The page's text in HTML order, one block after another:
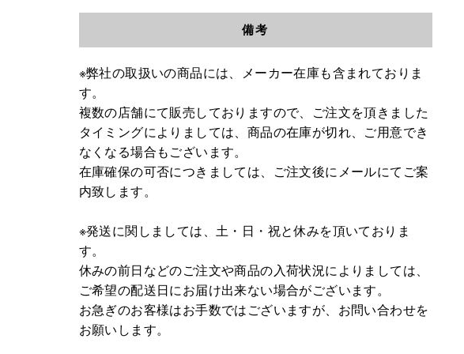
備考
※弊社の取扱いの商品には、メーカー在庫も含まれておりま
す。
複数の店舗にて販売しておりますので、ご注文を頂きました
タイミングによりましては、商品の在庫が切れ、ご用意でき
なくなる場合もございます。
在庫確保の可否につきましては、ご注文後にメールにてご案
内致します。
※発送に関しましては、土・日・祝と休みを頂いておりま
す。
休みの前日などのご注文や商品の入荷状況によりましては、
ご希望の配送日にお届け出来ない場合がございます。
お急ぎのお客様はお手数ではございますが、お問い合わせを
お願いします。